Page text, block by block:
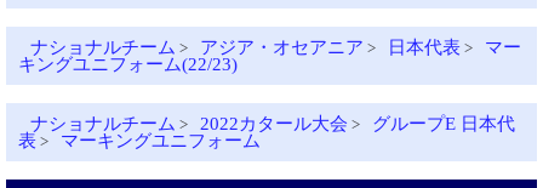
ナショナルチーム > アジア・オセアニア > 日本代表 >
マー
キングユニフォーム(22/23)
ナショナルチーム > 2022カタール大会 >
グループE 日本代
表 > マーキングユニフォーム